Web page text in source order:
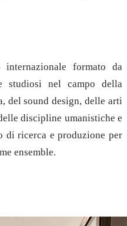
formato da
studiosi nel campo della
del sound design, delle arti
discipline umanistiche e
di ricerca e produzione per
ensemble.